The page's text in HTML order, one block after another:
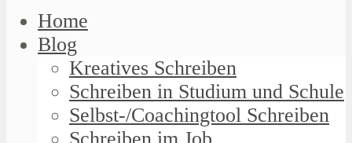
Home
Blog
Kreatives Schreiben
Schreiben in Studium und Schule
Selbst-/Coachingtool Schreiben